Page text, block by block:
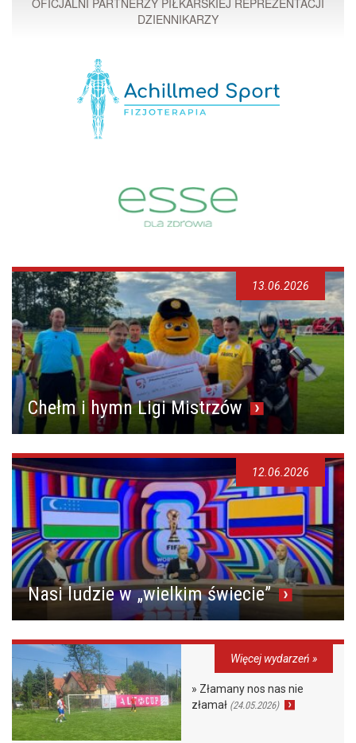
DZIENNIKARZY
Chełm i hymn Ligi Mistrzów
13.06.2026
Nasi ludzie w „wielkim świecie”
12.06.2026
Więcej wydarzeń »
» Złamany nos nas nie
złamał (24.05.2026)